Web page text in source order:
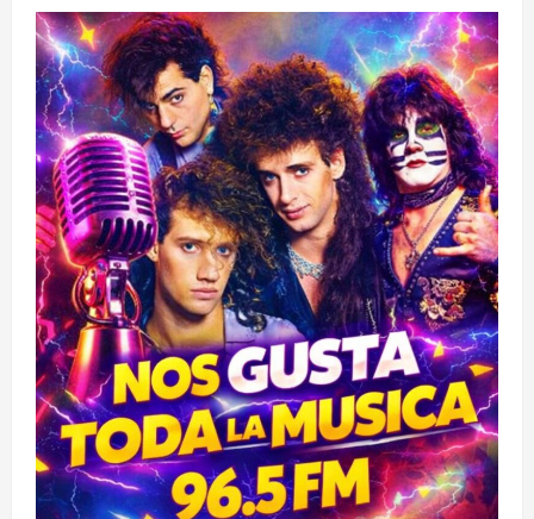
pone
el
ojo
en
Chile
por
alza
de
«droga
zombie»:
«Las
sustancias
sintéticas
han
ido
en
aumento»